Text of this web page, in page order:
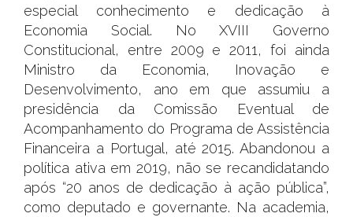
especial conhecimento e dedicação à
Economia Social. No XVIII Governo
Constitucional, entre 2009 e 2011, foi ainda
Ministro da Economia, Inovação e
Desenvolvimento, ano em que assumiu a
presidência da Comissão Eventual de
Acompanhamento do Programa de Assistência
Financeira a Portugal, até 2015. Abandonou a
política ativa em 2019, não se recandidatando
após “20 anos de dedicação à ação pública”,
como deputado e governante. Na academia,